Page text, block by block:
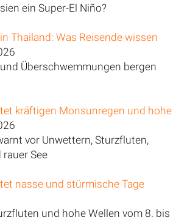
ein Super-El Niño?
Thailand: Was Reisende wissen
Überschwemmungen bergen
kräftigen Monsunregen und hohe
vor Unwettern, Sturzfluten,
See
nasse und stürmische Tage
und hohe Wellen vom 8. bis